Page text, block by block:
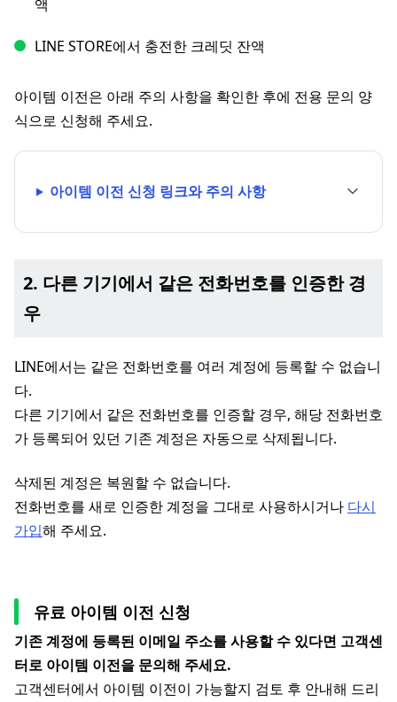
액
LINE STORE에서 충전한 크레딧 잔액
아이템 이전은 아래 주의 사항을 확인한 후에 전용 문의 양
식으로 신청해 주세요.
아이템 이전 신청 링크와 주의 사항
2. 다른 기기에서 같은 전화번호를 인증한 경
우
LINE에서는 같은 전화번호를 여러 계정에 등록할 수 없습니
다.
다른 기기에서 같은 전화번호를 인증할 경우, 해당 전화번호
가 등록되어 있던 기존 계정은 자동으로 삭제됩니다.
삭제된 계정은 복원할 수 없습니다.
전화번호를 새로 인증한 계정을 그대로 사용하시거나 다시
가입해 주세요.
유료 아이템 이전 신청
기존 계정에 등록된 이메일 주소를 사용할 수 있다면 고객센
터로 아이템 이전을 문의해 주세요.
고객센터에서 아이템 이전이 가능할지 검토 후 안내해 드리